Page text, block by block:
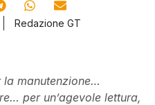
Redazione GT
la manutenzione…
per un’agevole lettura,